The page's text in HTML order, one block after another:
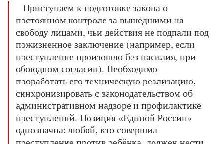
– Приступаем к подготовке закона о
постоянном контроле за вышедшими на
свободу лицами, чьи действия не подпали под
пожизненное заключение (например, если
преступление произошло без насилия, при
обоюдном согласии). Необходимо
проработать его техническую реализацию,
синхронизировать с законодательством об
административном надзоре и профилактике
преступлений. Позиция «Единой России»
однозначна: любой, кто совершил